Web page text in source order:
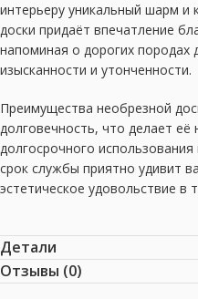
интерьеру уникальный шарм и
доски придаёт впечатление
напоминая о дорогих породах
изысканности и утонченности.
Преимущества необрезной
долговечность, что делает
долгосрочного
срок службы приятно удивит
эстетическое удовольствие в
Детали
Отзывы (0)